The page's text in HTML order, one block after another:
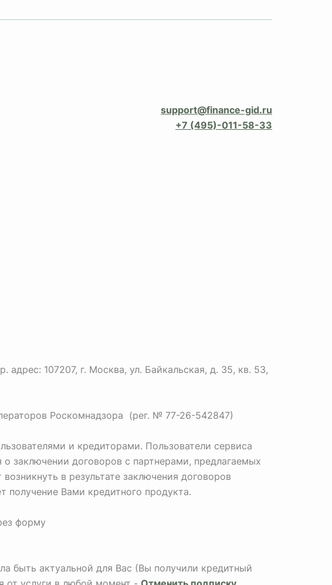
support@finance-gid.ru
+7 (495)-011-58-33
107207, г. Москва, ул. Байкальская, д. 35, кв. 53,
Роскомнадзора (рег. № 77-26-542847)
и кредиторами. Пользователи сервиса
заключении договоров с партнерами, предлагаемых
в результате заключения договоров
получение Вами кредитного продукта.
форму
быть актуальной для Вас (Вы получили кредитный